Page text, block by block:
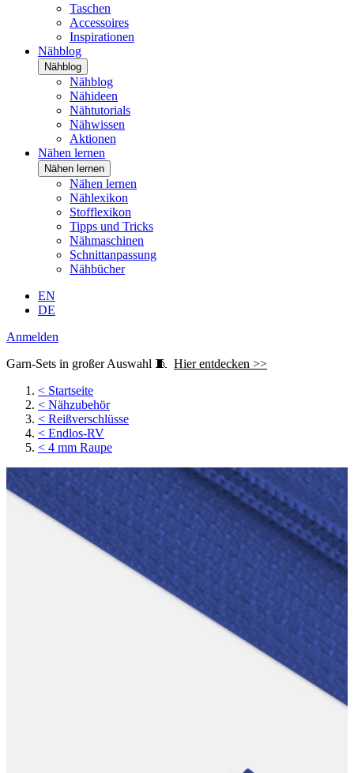
Taschen
Accessoires
Inspirationen
Nähblog
Nähblog
Nähblog
Nähideen
Nähtutorials
Nähwissen
Aktionen
Nähen lernen
Nähen lernen
Nähen lernen
Nählexikon
Stofflexikon
Tipps und Tricks
Nähmaschinen
Schnittanpassung
Nähbücher
EN
DE
Anmelden
Garn-Sets in großer Auswahl 🧵 Hier entdecken >>
< Startseite
< Nähzubehör
< Reißverschlüsse
< Endlos-RV
< 4 mm Raupe